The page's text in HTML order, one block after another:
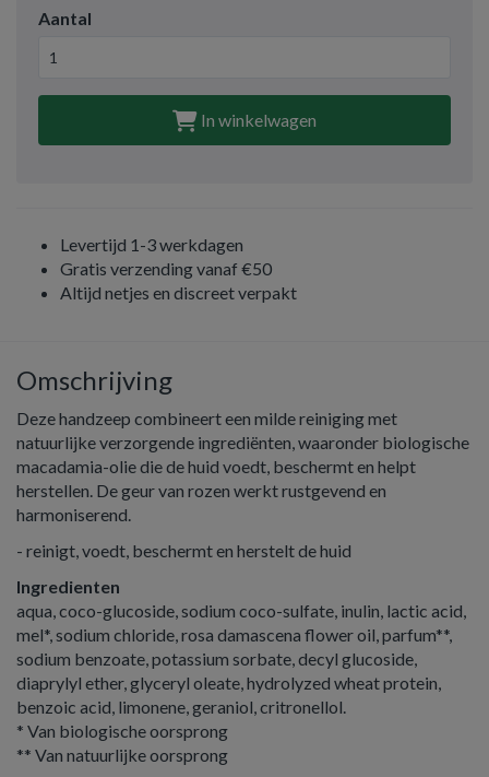
Aantal
In winkelwagen
Levertijd 1-3 werkdagen
Gratis verzending vanaf €50
Altijd netjes en discreet verpakt
Omschrijving
Deze handzeep combineert een milde reiniging met
natuurlijke verzorgende ingrediënten, waaronder biologische
macadamia-olie die de huid voedt, beschermt en helpt
herstellen. De geur van rozen werkt rustgevend en
harmoniserend.
- reinigt, voedt, beschermt en herstelt de huid
Ingredienten
aqua, coco-glucoside, sodium coco-sulfate, inulin, lactic acid,
mel*, sodium chloride, rosa damascena flower oil, parfum**,
sodium benzoate, potassium sorbate, decyl glucoside,
diaprylyl ether, glyceryl oleate, hydrolyzed wheat protein,
benzoic acid, limonene, geraniol, critronellol.
* Van biologische oorsprong
** Van natuurlijke oorsprong